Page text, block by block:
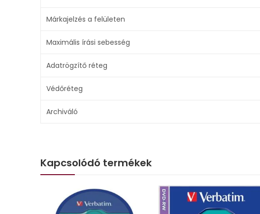
Márkajelzés a felületen
Maximális írási sebesség
Adatrögzítő réteg
Védőréteg
Archiváló
Kapcsolódó termékek